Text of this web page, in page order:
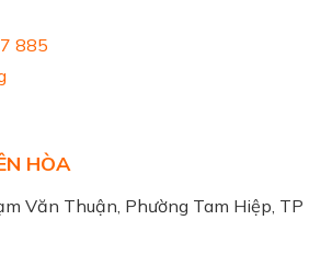
885
HÒA
Văn Thuận, Phường Tam Hiệp, TP